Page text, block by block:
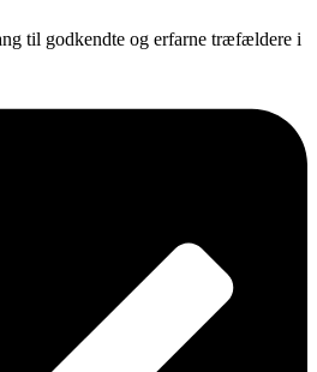
til godkendte og erfarne træfældere i